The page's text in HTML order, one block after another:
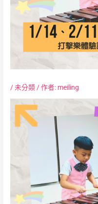
/未分類 / 作者: meiling